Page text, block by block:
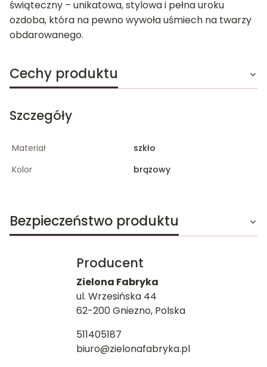
świąteczny – unikatowa, stylowa i pełna uroku
ozdoba, która na pewno wywoła uśmiech na twarzy
obdarowanego.
Cechy produktu
Szczegóły
Materiał
szkło
Kolor
brązowy
Bezpieczeństwo produktu
Producent
Zielona Fabryka
ul. Wrzesińska 44
62-200 Gniezno, Polska
511405187
biuro@zielonafabryka.pl